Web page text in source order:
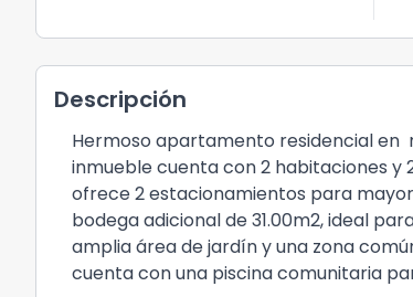
Descripción
Hermoso apartamento residencial en
inmueble cuenta con 2 habitaciones y
ofrece 2 estacionamientos para
bodega adicional de 31.00m2, ideal
amplia área de jardín y una zona
cuenta con una piscina comunitaria